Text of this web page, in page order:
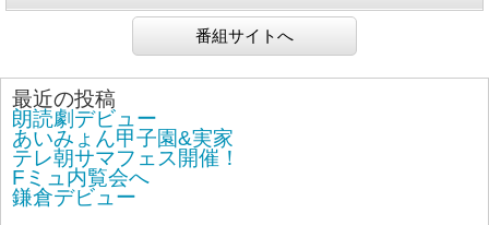
番組サイトへ
最近の投稿
朗読劇デビュー
あいみょん甲子園&実家
テレ朝サマフェス開催！
Fミュ内覧会へ
鎌倉デビュー